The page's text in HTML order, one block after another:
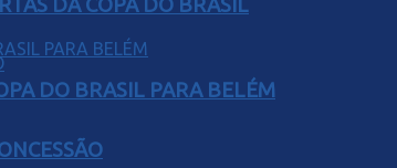
DA COPA DO BRASIL
DO BRASIL PARA BELÉM